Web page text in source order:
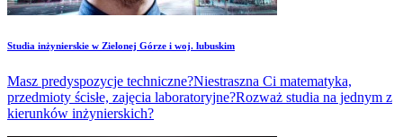
Studia inżynierskie w Zielonej Górze i woj. lubuskim
Masz predyspozycje techniczne?Niestraszna Ci matematyka,
przedmioty ścisłe, zajęcia laboratoryjne?Rozważ studia na jednym z
kierunków inżynierskich?